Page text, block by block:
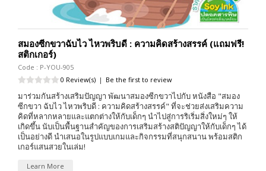
สมองซีกขวาฉับไว ไหวพริบดี : ความคิดสร้างสรรค์ (แถมฟรี!
สติกเกอร์)
Code : P-YOU-905
0 Review(s) | Be the first to review
มาร่วมกันสร้างเสริมปัญญา พัฒนาสมองซีกขวาไปกับ หนังสือ "สมอง
ซีกขวา ฉับไว ไหวพริบดี : ความคิดสร้างสรรค์" ที่จะช่วยส่งเสริมความ
คิดที่หลากหลายและแตกต่างให้กับเด็กๆ นำไปสู่การริเริ่มสิ่งใหม่ๆ ให้
เกิดขึ้น นับเป็นพื้นฐานสำคัญของการเสริมสร้างสติปัญญาให้กับเด็กๆ ได้
เป็นอย่างดี นำเสนอในรูปแบบเกมและกิจกรรมที่สนุกสนาน พร้อมสติก
เกอร์แสนสวยในเล่ม!
Learn More